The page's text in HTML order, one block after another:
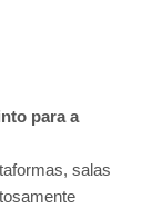
para a
salas